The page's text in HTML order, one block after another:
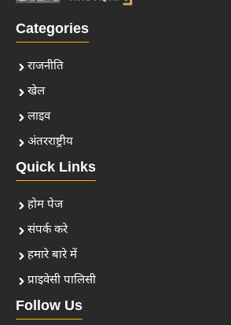
Categories
राजनीति
खेल
लाइव
अंतरराष्ट्रीय
Quick Links
होम पेज
संपर्क करे
हमारे बारे में
प्राइवेसी पालिसी
Follow Us